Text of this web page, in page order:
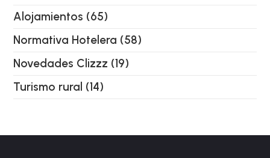
Alojamientos (65)
Normativa Hotelera (58)
Novedades Clizzz (19)
Turismo rural (14)